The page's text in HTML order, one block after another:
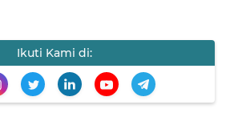
Ikuti Kami di: